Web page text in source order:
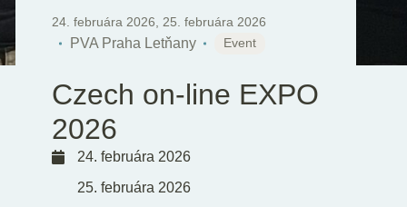
24. februára 2026 25. februára 2026
PVA Praha Letňany Event
Czech on-line EXPO
2026
24. februára 2026
25. februára 2026